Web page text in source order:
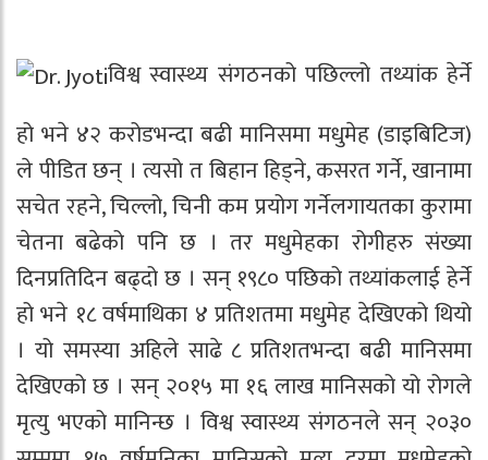
विश्व स्वास्थ्य संगठनको पछिल्लो तथ्यांक हेर्ने
हो भने ४२ करोडभन्दा बढी मानिसमा मधुमेह (डाइबिटिज)
ले पीडित छन् । त्यसो त बिहान हिड्ने, कसरत गर्ने, खानामा
सचेत रहने, चिल्लो, चिनी कम प्रयोग गर्नेलगायतका कुरामा
चेतना बढेको पनि छ । तर मधुमेहका रोगीहरु संख्या
दिनप्रतिदिन बढ्दो छ । सन् १९८० पछिको तथ्यांकलाई हेर्ने
हो भने १८ वर्षमाथिका ४ प्रतिशतमा मधुमेह देखिएको थियो
। यो समस्या अहिले साढे ८ प्रतिशतभन्दा बढी मानिसमा
देखिएको छ । सन् २०१५ मा १६ लाख मानिसको यो रोगले
मृत्यु भएको मानिन्छ । विश्व स्वास्थ्य संगठनले सन् २०३०